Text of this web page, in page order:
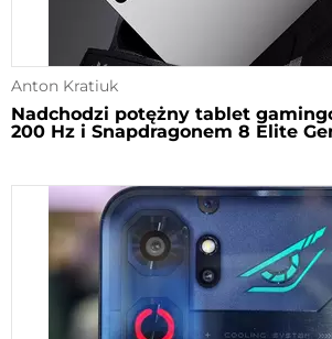
Anton Kratiuk
Nadchodzi potężny tablet
200 Hz i Snapdragonem 8 Elite